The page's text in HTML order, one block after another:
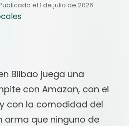
el 1 de julio de 2026
Bilbao juega una
con Amazon, con el
con la comodidad del
arma que ninguno de